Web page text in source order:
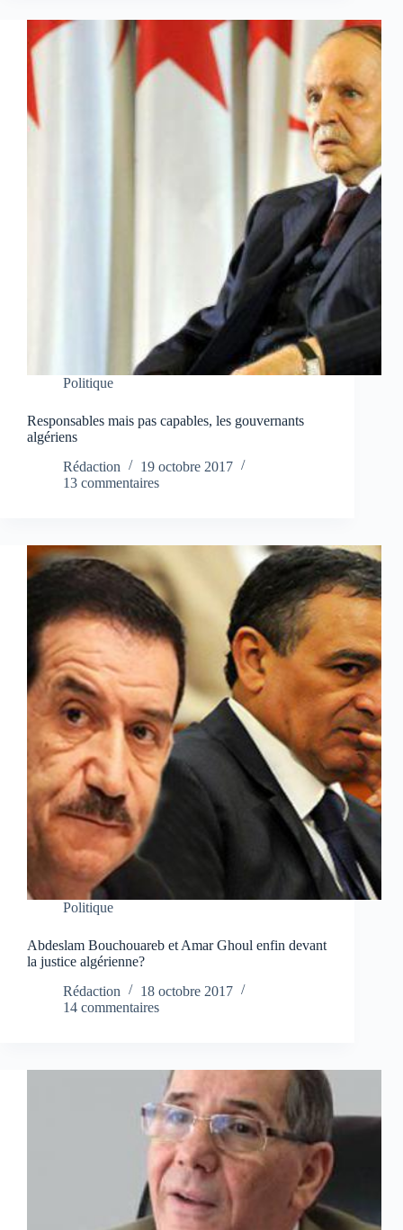
Politique
Responsables mais pas capables, les gouvernants
algériens
Rédaction
19 octobre 2017
13 commentaires
Politique
Abdeslam Bouchouareb et Amar Ghoul enfin devant
la justice algérienne?
Rédaction
18 octobre 2017
14 commentaires